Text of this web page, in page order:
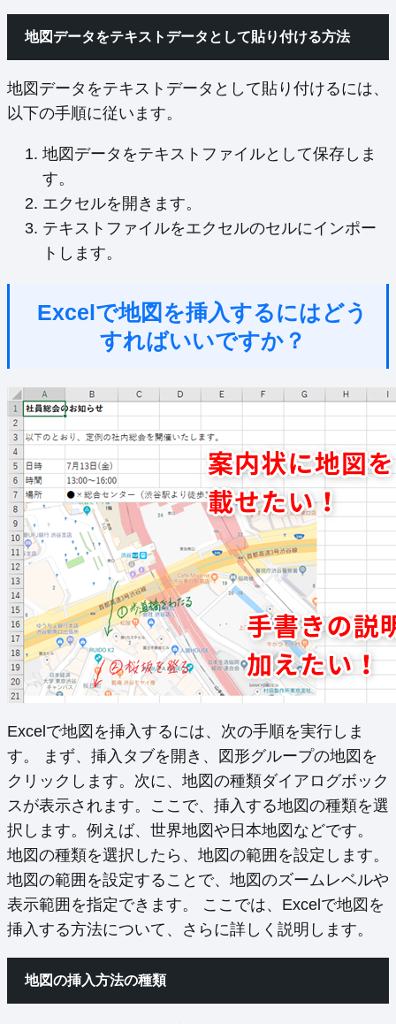
地図データをテキストデータとして貼り付ける方法
地図データをテキストデータとして貼り付けるには、
以下の手順に従います。
地図データをテキストファイルとして保存しま
す。
エクセルを開きます。
テキストファイルをエクセルのセルにインポー
トします。
Excelで地図を挿入するにはどう
すればいいですか？
Excelで地図を挿入するには、次の手順を実行しま
す。 まず、挿入タブを開き、図形グループの地図を
クリックします。次に、地図の種類ダイアログボック
スが表示されます。ここで、挿入する地図の種類を選
択します。例えば、世界地図や日本地図などです。
地図の種類を選択したら、地図の範囲を設定します。
地図の範囲を設定することで、地図のズームレベルや
表示範囲を指定できます。 ここでは、Excelで地図を
挿入する方法について、さらに詳しく説明します。
地図の挿入方法の種類